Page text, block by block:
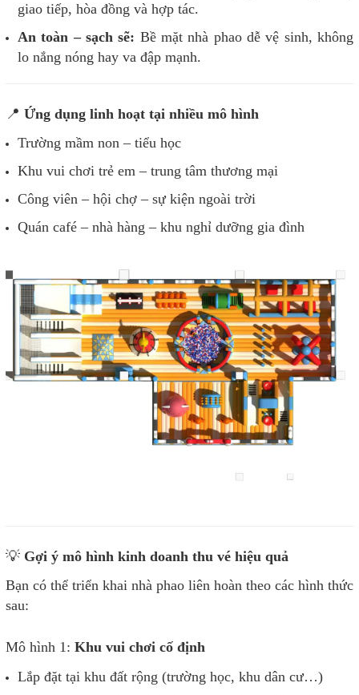
giao tiếp, hòa đồng và hợp tác.
An toàn – sạch sẽ: Bề mặt nhà phao dễ vệ sinh, không
lo nắng nóng hay va đập mạnh.
📍 Ứng dụng linh hoạt tại nhiều mô hình
Trường mầm non – tiểu học
Khu vui chơi trẻ em – trung tâm thương mại
Công viên – hội chợ – sự kiện ngoài trời
Quán café – nhà hàng – khu nghỉ dưỡng gia đình
💡 Gợi ý mô hình kinh doanh thu vé hiệu quả
Bạn có thể triển khai nhà phao liên hoàn theo các hình thức
sau:
Mô hình 1: Khu vui chơi cố định
Lắp đặt tại khu đất rộng (trường học, khu dân cư…)